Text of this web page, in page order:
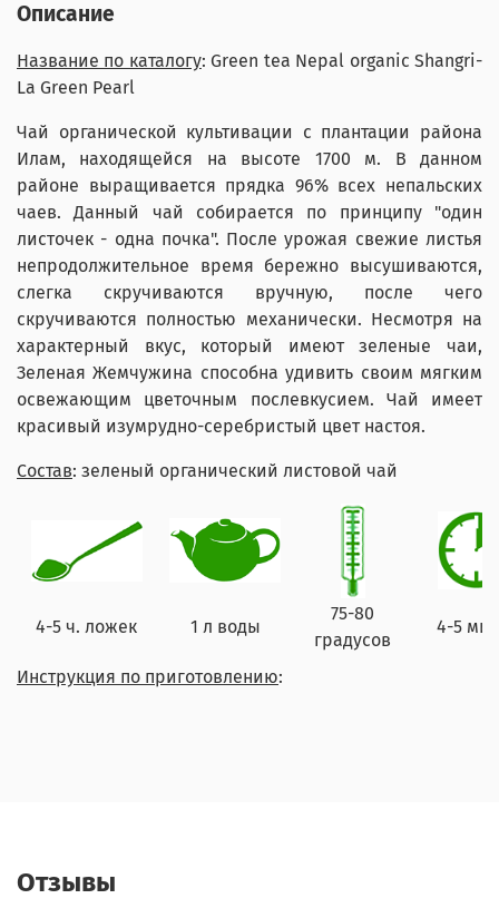
Описание
Название по каталогу: Green tea Nepal organic Shangri-
La Green Pearl
Чай органической культивации с плантации района
Илам, находящейся на высоте 1700 м. В данном
районе выращивается прядка 96% всех непальских
чаев. Данный чай собирается по принципу "один
листочек - одна почка". После урожая свежие листья
непродолжительное время бережно высушиваются,
слегка скручиваются вручную, после чего
скручиваются полностью механически. Несмотря на
характерный вкус, который имеют зеленые чаи,
Зеленая Жемчужина способна удивить своим мягким
освежающим цветочным послевкусием. Чай имеет
красивый изумрудно-серебристый цвет настоя.
Состав: зеленый органический листовой чай
Инструкция по приготовлению:
4-5 ч. ложек 1 л воды
75-80
градусов
4-5
Отзывы